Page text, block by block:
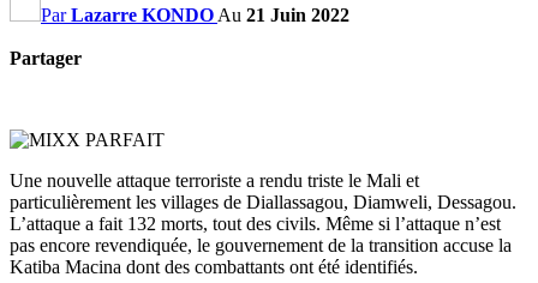
ParLazarre KONDO Au 21 Juin 2022
Partager
Une nouvelle attaque terroriste a rendu triste le Mali et
particulièrement les villages de Diallassagou, Diamweli, Dessagou.
L’attaque a fait 132 morts, tout des civils. Même si l’attaque n’est
pas encore revendiquée, le gouvernement de la transition accuse la
Katiba Macina dont des combattants ont été identifiés.